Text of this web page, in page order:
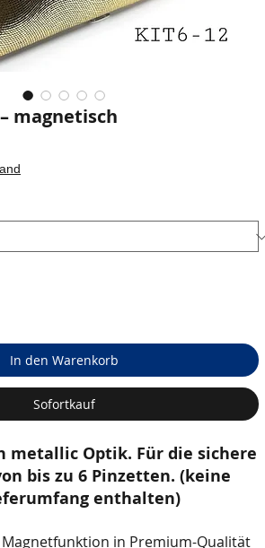
magnetisch
In den Warenkorb
Sofortkauf
metallic Optik. Für die sichere
bis zu 6 Pinzetten. (keine
enthalten)
Magnetfunktion in Premium-Qualität